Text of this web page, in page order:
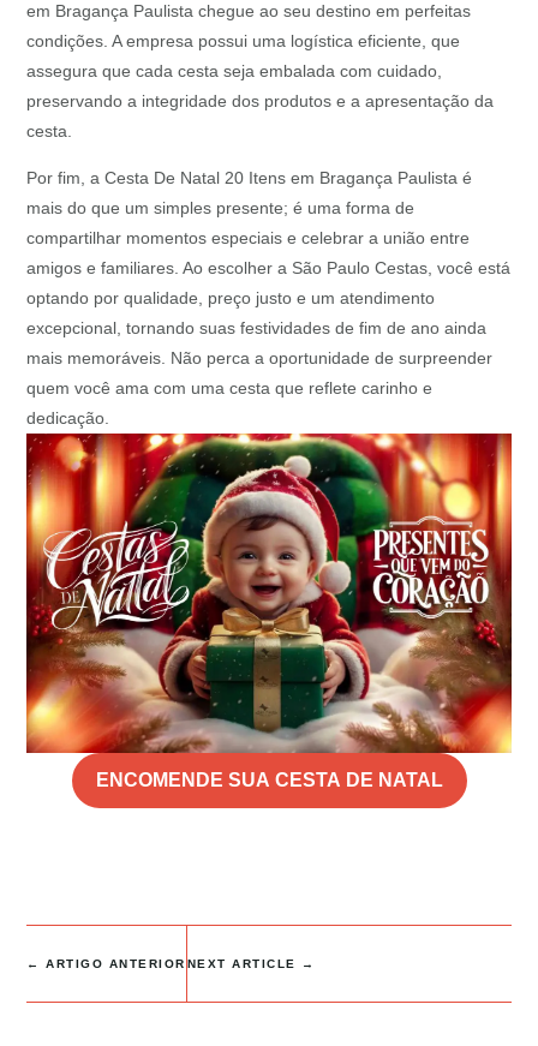
em Bragança Paulista chegue ao seu destino em perfeitas
condições. A empresa possui uma logística eficiente, que
assegura que cada cesta seja embalada com cuidado,
preservando a integridade dos produtos e a apresentação da
cesta.
Por fim, a Cesta De Natal 20 Itens em Bragança Paulista é
mais do que um simples presente; é uma forma de
compartilhar momentos especiais e celebrar a união entre
amigos e familiares. Ao escolher a São Paulo Cestas, você está
optando por qualidade, preço justo e um atendimento
excepcional, tornando suas festividades de fim de ano ainda
mais memoráveis. Não perca a oportunidade de surpreender
quem você ama com uma cesta que reflete carinho e
dedicação.
ENCOMENDE SUA CESTA DE NATAL
←ARTIGO ANTERIOR NEXT ARTICLE →